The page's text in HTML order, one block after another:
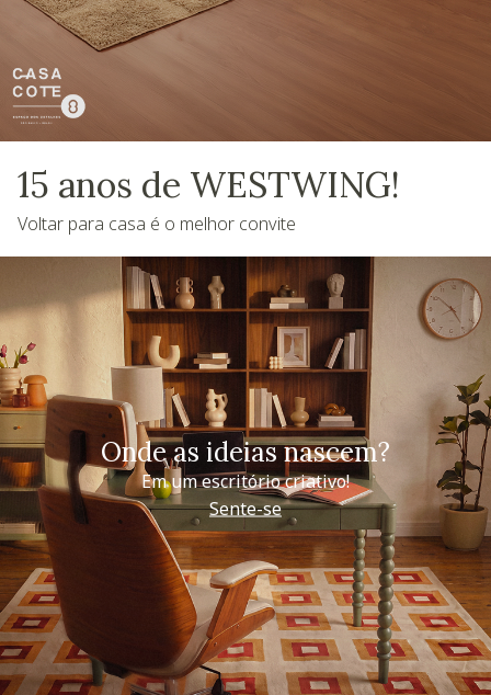
15 anos de WESTWING!
Voltar para casa é o melhor convite
Onde as ideias nascem?
Em um escritório criativo!
Sente-se